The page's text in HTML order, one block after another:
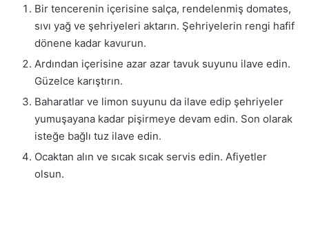
Bir tencerenin içerisine salça, rendelenmiş domates,
sıvı yağ ve şehriyeleri aktarın. Şehriyelerin rengi hafif
dönene kadar kavurun.
Ardından içerisine azar azar tavuk suyunu ilave edin.
Güzelce karıştırın.
Baharatlar ve limon suyunu da ilave edip şehriyeler
yumuşayana kadar pişirmeye devam edin. Son olarak
isteğe bağlı tuz ilave edin.
Ocaktan alın ve sıcak sıcak servis edin. Afiyetler
olsun.